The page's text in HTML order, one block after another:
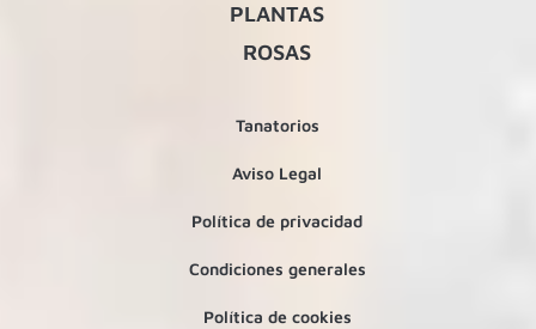
PLANTAS
ROSAS
Tanatorios
Aviso Legal
Política de privacidad
Condiciones generales
Política de cookies